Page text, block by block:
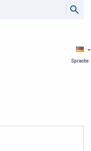
Sprache